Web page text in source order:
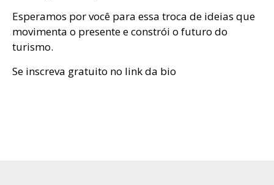
Esperamos por você para essa troca de ideias que
movimenta o presente e constrói o futuro do
turismo.
Se inscreva gratuito no link da bio